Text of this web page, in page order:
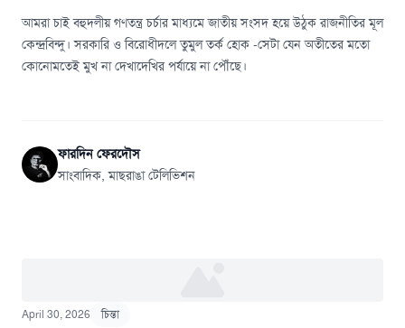
আমরা চাই বহুদলীয় গণতন্ত্র চর্চার মাধ্যমে জাতীয় সংসদ হয়ে উঠুক রাজনীতির মূল
কেন্দ্রবিন্দু। সরকারি ও বিরোধীদলে তুমুল তর্ক হোক -সেটা যেন অতীতের মতো
কোনোমতেই মুখ না দেখাদেখির পর্যায়ে না পৌঁছে।
ফারদিন ফেরদৌস
সাংবাদিক, মাছরাঙা টেলিভিশন
April 30, 2026 চিন্তা